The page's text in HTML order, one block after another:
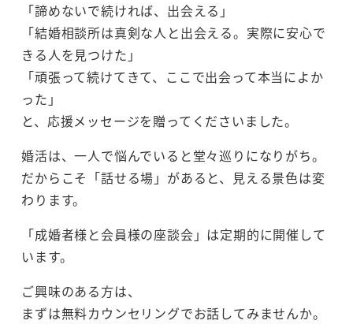
「諦めないで続ければ、出会える」
「結婚相談所は真剣な人と出会える。実際に安心で
きる人を見つけた」
「頑張って続けてきて、ここで出会って本当によか
った」
と、応援メッセージを贈ってくださいました。
婚活は、一人で悩んでいると堂々巡りになりがち。
だからこそ「話せる場」があると、見える景色は変
わります。
「成婚者様と会員様の座談会」は定期的に開催して
います。
ご興味のある方は、
まずは無料カウンセリングでお話してみませんか。